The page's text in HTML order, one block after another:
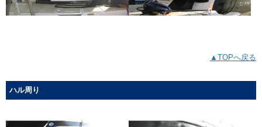
▲TOPへ戻る
ハル周り